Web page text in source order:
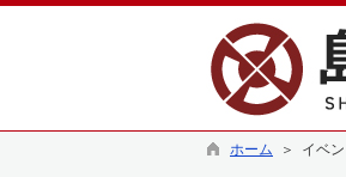
ホーム ＞ イベ